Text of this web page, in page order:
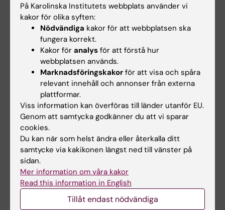
Dokument
Länkar
Lokalbokning för medarbetare
Hade du nytta av informationen på denna sida?
Yes
På Karolinska Institutets webbplats använder vi
kakor för olika syften:
Nödvändiga kakor för att webbplatsen ska
fungera korrekt.
Kakor för analys för att förstå hur
webbplatsen används.
Marknadsföringskakor för att visa och spåra
relevant innehåll och annonser från externa
plattformar.
Viss information kan överföras till länder utanför EU.
Genom att samtycka godkänner du att vi sparar
cookies.
Du kan när som helst ändra eller återkalla ditt
samtycke via kakikonen längst ned till vänster på
sidan.
Mer information om våra kakor
Read this information in English
Tillåt endast nödvändiga